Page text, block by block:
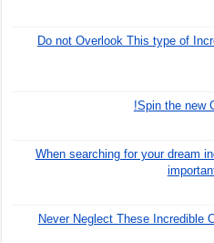
Do not Overlook This type of
When searching for your dream
Never Neglect These Incredible